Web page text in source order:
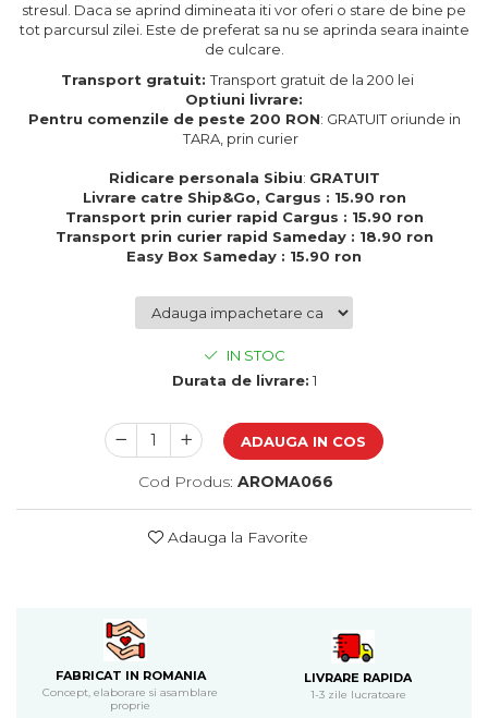
Genti si portofele barbati din
piele naturala
Cadouri de Paste
Produse personalizate pentru
Cadouri personalizate pentru
cei dragi
Cadouri pentru profesori
Cadouri pentru EL
Cadouri pentru tata
Cadouri pentru bunici
Cadouri personalizate pentru nasi
Ateliere - planse cu nisip colorat
stresul. Daca se aprind dimineata iti vor oferi o stare de bine pe
tot parcursul zilei. Este de preferat sa nu se aprinda seara inainte
de culcare.
Transport gratuit:Transport gratuit de la 200 lei
Optiuni livrare:
Pentru comenzile de peste 200 RON: GRATUIT oriunde in
TARA, prin curier
Ridicare personala Sibiu: GRATUIT
Livrare catre Ship&Go, Cargus : 15.90 ron
Transport prin curier rapid Cargus : 15.90 ron
Transport prin curier rapid Sameday : 18.90 ron
Easy Box Sameday : 15.90 ron
IN STOC
Durata de livrare: 1
ADAUGA IN COS
Cod Produs: AROMA066
Adauga la Favorite
FABRICAT IN ROMANIA
Concept, elaborare si asamblare
proprie
LIVRARE RAPIDA
1-3 zile lucratoare